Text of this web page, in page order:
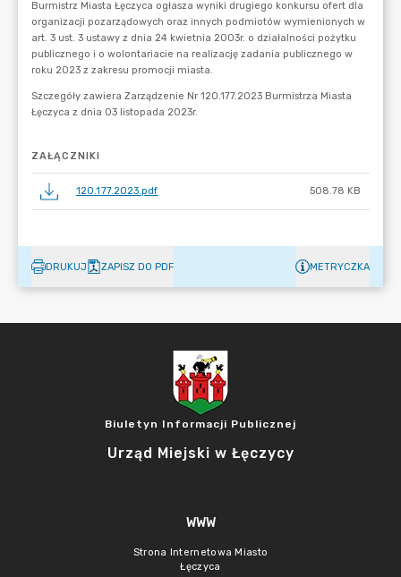
ZAŁĄCZNIKI
120.177.2023.pdf 508.78 KB
DRUKUJ ZAPISZ DO PDF METRYCZKA
Biuletyn Informacji Publicznej
Urząd Miejski w Łęczycy
WWW
Strona Internetowa Miasto
Łęczyca